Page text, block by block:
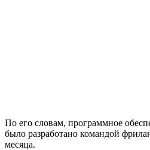
По его словам, программное
было разработано командой
месяца.